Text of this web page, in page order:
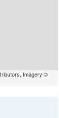
Imagery ©